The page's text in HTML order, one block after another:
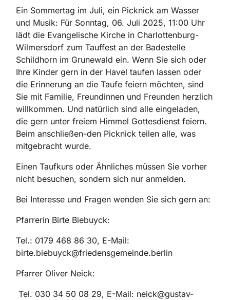
Ein Sommertag im Juli, ein Picknick am Wasser
und Musik: Für Sonntag, 06. Juli 2025, 11:00 Uhr
lädt die Evangelische Kirche in Charlottenburg-
Wilmersdorf zum Tauffest an der Badestelle
Schildhorn im Grunewald ein. Wenn Sie sich oder
Ihre Kinder gern in der Havel taufen lassen oder
die Erinnerung an die Taufe feiern möchten, sind
Sie mit Familie, Freundinnen und Freunden herzlich
willkommen. Und natürlich sind alle eingeladen,
die gern unter freiem Himmel Gottesdienst feiern.
Beim anschließen-den Picknick teilen alle, was
mitgebracht wurde.
Einen Taufkurs oder Ähnliches müssen Sie vorher
nicht besuchen, sondern sich nur anmelden.
Bei Interesse und Fragen wenden Sie sich gern an:
Pfarrerin Birte Biebuyck:
Tel.: 0179 468 86 30, E-Mail:
birte.biebuyck@friedensgemeinde.berlin
Pfarrer Oliver Neick:
Tel. 030 34 50 08 29, E-Mail: neick@gustav-